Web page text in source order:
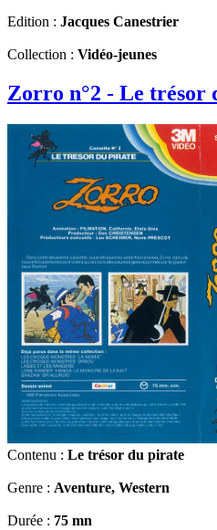
Edition : Jacques Canestrier
Collection : Vidéo-jeunes
Zorro n°2 - Le trésor
Contenu : Le trésor du pirate
Genre : Aventure, Western
Durée : 75 mn